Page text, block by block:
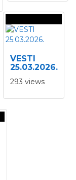
VESTI
25.03.2026.
293 views